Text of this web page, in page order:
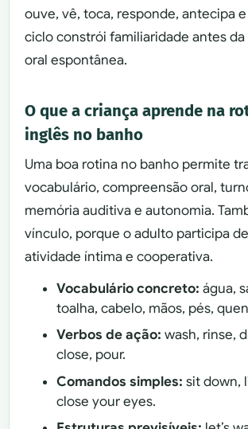
ouve, vê, toca, responde, antecipa
ciclo constrói familiaridade antes
oral espontânea.
O que a criança aprende na
inglês no banho
Uma boa rotina no banho permite
vocabulário, compreensão oral,
memória auditiva e autonomia.
vínculo, porque o adulto participa
atividade íntima e cooperativa.
Vocabulário concreto: água,
toalha, cabelo, mãos, pés,
Verbos de ação: wash, rinse,
close, pour.
Comandos simples: sit down,
close your eyes.